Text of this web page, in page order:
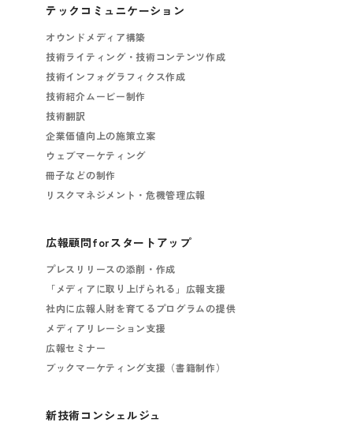
テックコミュニケーション
オウンドメディア構築
技術ライティング・技術コンテンツ作成
技術インフォグラフィクス作成
技術紹介ムービー制作
技術翻訳
企業価値向上の施策立案
ウェブマーケティング
冊子などの制作
リスクマネジメント・危機管理広報
広報顧問forスタートアップ
プレスリリースの添削・作成
「メディアに取り上げられる」広報支援
社内に広報人財を育てるプログラムの提供
メディアリレーション支援
広報セミナー
ブックマーケティング支援（書籍制作）
新技術コンシェルジュ